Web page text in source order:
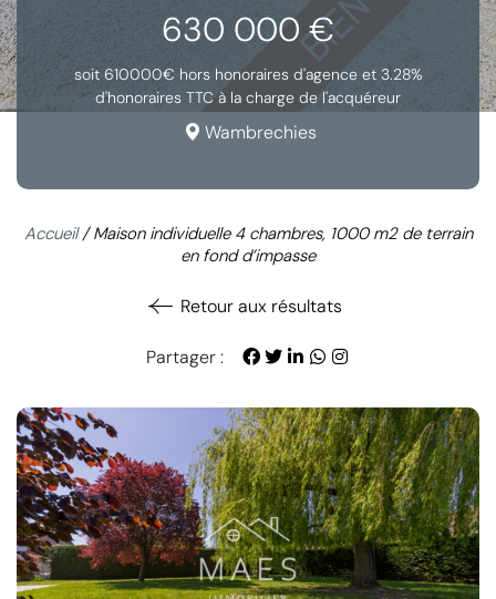
630 000 €
soit 610000€ hors honoraires d'agence et 3.28%
d'honoraires TTC à la charge de l'acquéreur
Wambrechies
Accueil/Maison individuelle 4 chambres, 1000 m2 de terrain
en fond d’impasse
Retour aux résultats
Partager :